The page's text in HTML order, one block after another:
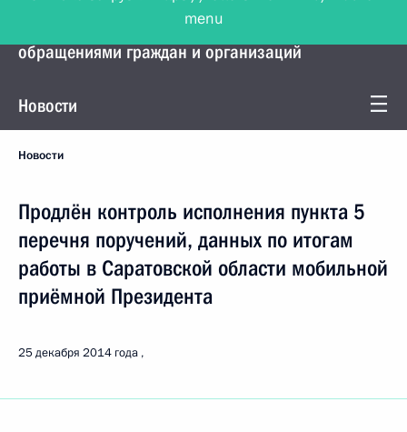
Управление Президента по работе с
обращениями граждан и организаций
Новости
Новости
Продлён контроль исполнения пункта 5
перечня поручений, данных по итогам
работы в Саратовской области мобильной
приёмной Президента
25 декабря 2014 года
menu